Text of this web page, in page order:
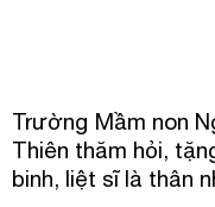
Trường Mầm non
Thiên thăm hỏi,
binh, liệt sĩ là thân